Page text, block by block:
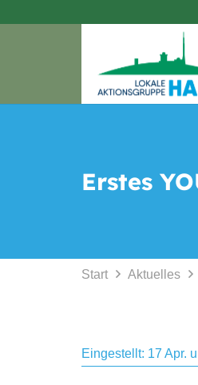
Erstes
Start Aktuelles
Eingestellt: 17 Apr.
Die